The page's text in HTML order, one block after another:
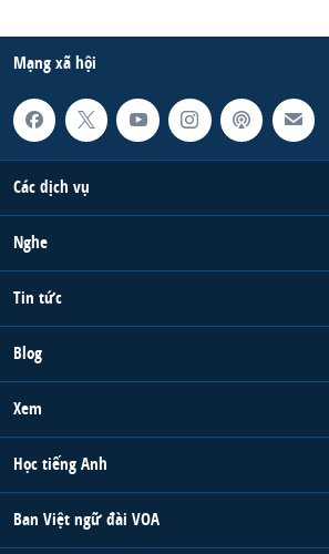
Mạng xã hội
Các dịch vụ
Nghe
Tin tức
Blog
Xem
Học tiếng Anh
Ban Việt ngữ đài VOA